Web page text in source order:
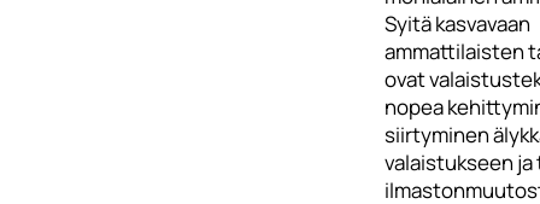
Syitä kasvavaan
ammattilaisten
ovat
nopea
siirtyminen
valaistukseen